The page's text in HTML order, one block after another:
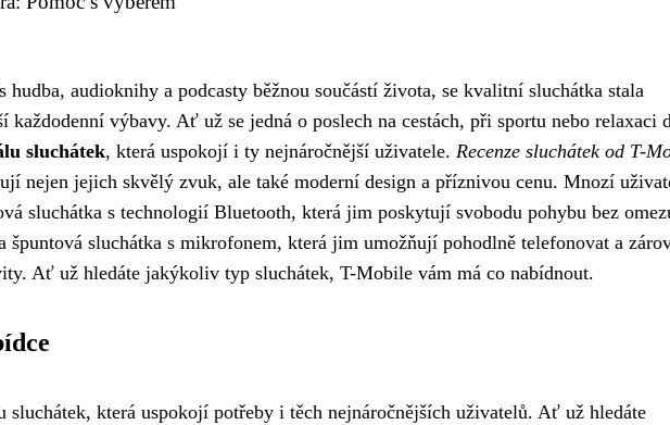
hudba, audioknihy a podcasty běžnou součástí života, se kvalitní sluchátka stala
každodenní výbavy. Ať už se jedná o poslech na cestách, při sportu nebo relaxaci
sluchátek, která uspokojí i ty nejnáročnější uživatele. Recenze sluchátek od T-
nejen jejich skvělý zvuk, ale také moderní design a příznivou cenu. Mnozí
sluchátka s technologií Bluetooth, která jim poskytují svobodu pohybu bez
špuntová sluchátka s mikrofonem, která jim umožňují pohodlně telefonovat a
Ať už hledáte jakýkoliv typ sluchátek, T-Mobile vám má co nabídnout.
která uspokojí potřeby i těch nejnáročnějších uživatelů. Ať už hledáte